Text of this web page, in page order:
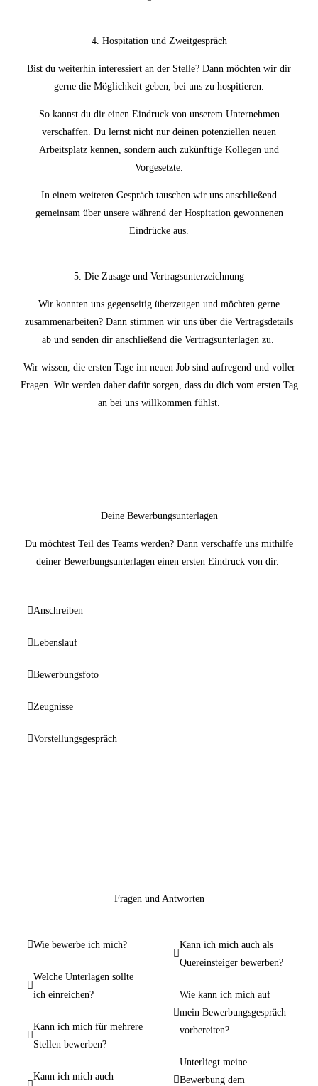
4. Hospitation und Zweitgespräch
Bist du weiterhin interessiert an der Stelle? Dann möchten wir dir
gerne die Möglichkeit geben, bei uns zu hospitieren.
So kannst du dir einen Eindruck von unserem Unternehmen
verschaffen. Du lernst nicht nur deinen potenziellen neuen
Arbeitsplatz kennen, sondern auch zukünftige Kollegen und
Vorgesetzte.
In einem weiteren Gespräch tauschen wir uns anschließend
gemeinsam über unsere während der Hospitation gewonnenen
Eindrücke aus.
5. Die Zusage und Vertragsunterzeichnung
Wir konnten uns gegenseitig überzeugen und möchten gerne
zusammenarbeiten? Dann stimmen wir uns über die Vertragsdetails
ab und senden dir anschließend die Vertragsunterlagen zu.
Wir wissen, die ersten Tage im neuen Job sind aufregend und voller
Fragen. Wir werden daher dafür sorgen, dass du dich vom ersten Tag
an bei uns willkommen fühlst.
Deine Bewerbungsunterlagen
Du möchtest Teil des Teams werden? Dann verschaffe uns mithilfe
deiner Bewerbungsunterlagen einen ersten Eindruck von dir.
Anschreiben
Lebenslauf
Bewerbungsfoto
Zeugnisse
Vorstellungsgespräch
Fragen und Antworten
Wie bewerbe ich mich?
Welche Unterlagen sollte
ich einreichen?
Kann ich mich für mehrere
Stellen bewerben?
Kann ich mich auch
Kann ich mich auch als
Quereinsteiger bewerben?
Wie kann ich mich auf
mein Bewerbungsgespräch
vorbereiten?
Unterliegt meine
Bewerbung dem